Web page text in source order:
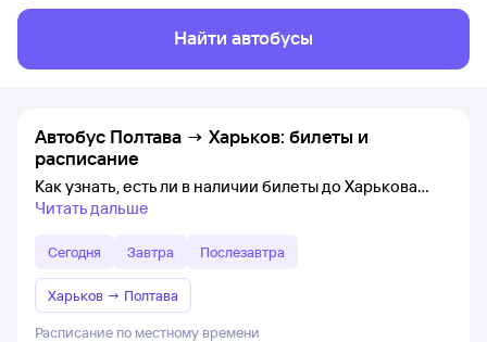
Найти автобусы
Автобус Полтава → Харьков: билеты и
расписание
Как узнать, есть ли в наличии билеты до Харькова
Читать дальше
Сегодня Завтра Послезавтра
Харьков → Полтава
Расписание по местному времени